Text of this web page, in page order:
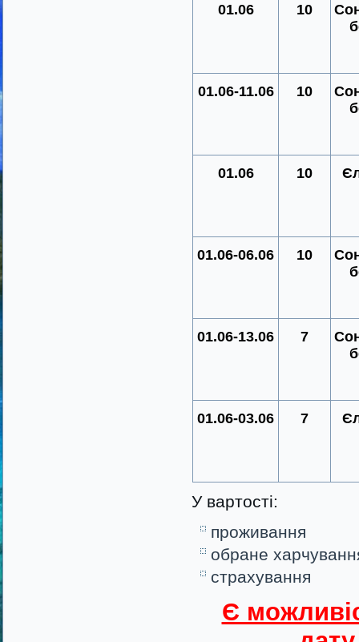
01.06 10
01.06-11.06 10
01.06 10
01.06-06.06 10
01.06-13.06 7
01.06-03.06 7
У вартості:
проживання
обране
страхування
Є